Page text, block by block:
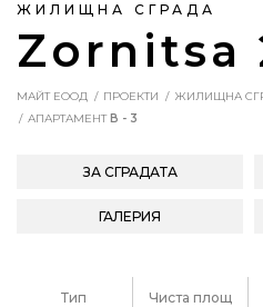
ЖИЛИЩНА СГРАДА
Zornitsa
МАЙТ ЕООД ПРОЕКТИ ЖИЛИЩНА
АПАРТАМЕНТВ - 3
ЗА СГРАДАТА
ГАЛЕРИЯ
Тип Чиста площ